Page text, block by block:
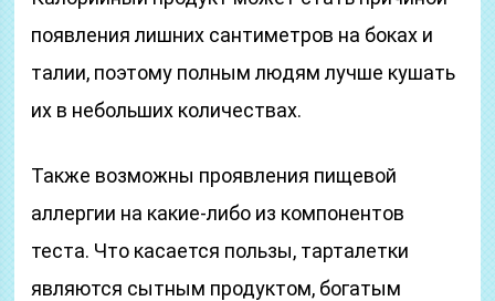
появления лишних сантиметров на боках и
талии, поэтому полным людям лучше кушать
их в небольших количествах.
Также возможны проявления пищевой
аллергии на какие-либо из компонентов
теста. Что касается пользы, тарталетки
являются сытным продуктом, богатым